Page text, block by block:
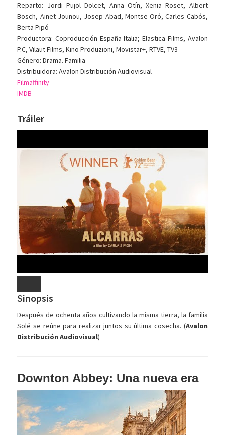
Reparto: Jordi Pujol Dolcet, Anna Otín, Xenia Roset, Albert
Bosch, Ainet Jounou, Josep Abad, Montse Oró, Carles Cabós,
Berta Pipó
Productora: Coproducción España-Italia; Elastica Films, Avalon
P.C, Vilaüt Films, Kino Produzioni, Movistar+, RTVE, TV3
Género: Drama. Familia
Distribuidora: Avalon Distribución Audiovisual
Filmaffinity
IMDB
Tráiler
Sinopsis
Después de ochenta años cultivando la misma tierra, la familia
Solé se reúne para realizar juntos su última cosecha. (Avalon
Distribución Audiovisual)
Downton Abbey: Una nueva era